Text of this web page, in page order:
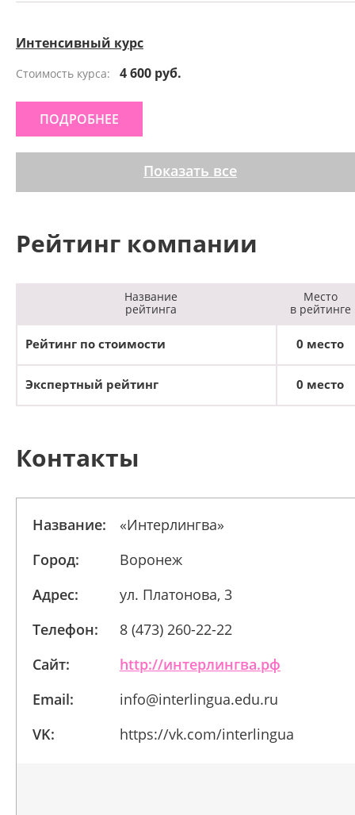
Интенсивный курс
Стоимость курса: 4 600 руб.
ПОДРОБНЕЕ
Показать все
Рейтинг компании
Название
рейтинга
Место
в рейтинге
Рейтинг по стоимости 0 место
Экспертный рейтинг 0 место
Контакты
Название:
«Интерлингва»
Город:
Воронеж
Адрес:
ул. Платонова, 3
Телефон:
8 (473) 260-22-22
Сайт:
http://интерлингва.рф
Email:
info@interlingua.edu.ru
VK:
https://vk.com/interlingua